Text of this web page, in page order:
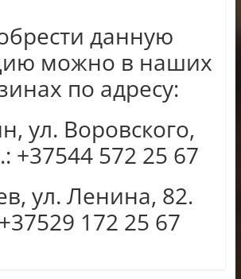
данную
можно в наших
по адресу:
ул. Воровского,
+37544 572 25 67
ул. Ленина, 82.
172 25 67